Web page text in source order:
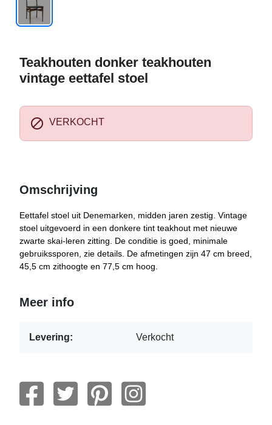
Teakhouten donker teakhouten
vintage eettafel stoel
 VERKOCHT
Omschrijving
Eettafel stoel uit Denemarken, midden jaren zestig. Vintage
stoel uitgevoerd in een donkere tint teakhout met nieuwe
zwarte skai-leren zitting. De conditie is goed, minimale
gebruikssporen, zie details. De afmetingen zijn 47 cm breed,
45,5 cm zithoogte en 77,5 cm hoog.
Meer info
Levering: Verkocht